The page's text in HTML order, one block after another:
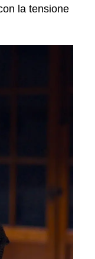
la tensione